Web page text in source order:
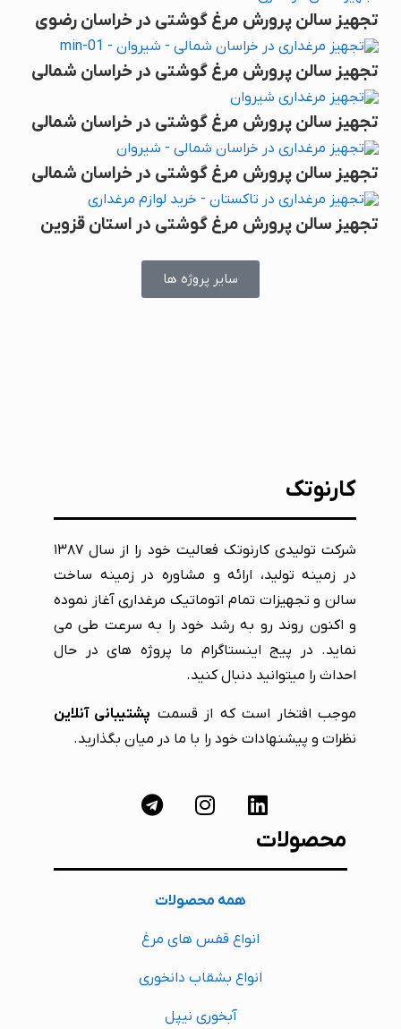
تجهیز سالن پرورش مرغ گوشتی در خراسان رضوی
تجهیز سالن پرورش مرغ گوشتی در خراسان شمالی
تجهیز سالن پرورش مرغ گوشتی در خراسان شمالی
تجهیز سالن پرورش مرغ گوشتی در خراسان شمالی
تجهیز سالن پرورش مرغ گوشتی در استان قزوین
سایر پروژه ها
کارنوتک
شرکت تولیدی کارنوتک فعالیت خود را از سال ۱۳۸۷
در زمینه تولید، ارائه و مشاوره در زمینه ساخت
سالن و تجهیزات تمام اتوماتیک مرغداری آغاز نموده
و اکنون روند رو به رشد خود را به سرعت طی می
نماید. در پیج اینستاگرام ما پروژه های در حال
احداث را میتوانید دنبال کنید.
موجب افتخار است که از قسمت پشتیبانی آنلاین
نظرات و پیشنهادات خود را با ما در میان بگذارید.
محصولات
همه محصولات
انواع قفس های مرغ
انواع بشقاب دانخوری
آبخوری نیپل